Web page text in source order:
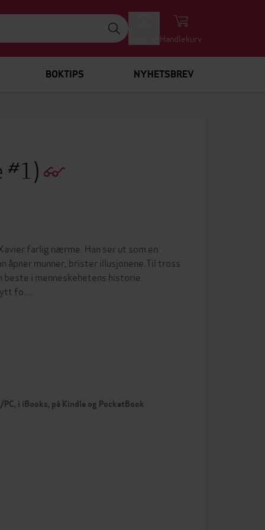
Handlekurv
BOKTIPS NYHETSBREV
#1)
farlig nærme. Han ser ut som en
åpner munner, brister illusjonene.Til tross
i menneskehetens historie.
fo…
i iBooks, på Kindle og PocketBook